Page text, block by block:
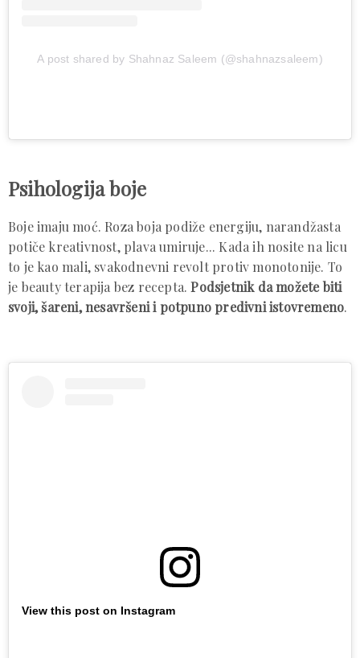
A post shared by Shahnaz Saleem (@shahnazsaleem)
Psihologija boje
Boje imaju moć. Roza boja podiže energiju, narandžasta
potiče kreativnost, plava umiruje... Kada ih nosite na licu
to je kao mali, svakodnevni revolt protiv monotonije. To
je beauty terapija bez recepta.Podsjetnik da možete biti
svoji, šareni, nesavršeni i potpuno predivni istovremeno.
View this post on Instagram